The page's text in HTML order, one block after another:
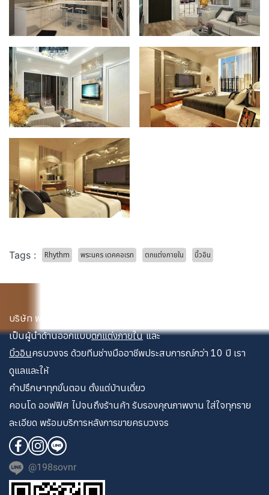
Tags : Rhythm พระนคร เดคคอเรท ตกแต่งภายใน บิ้วอิน
บริษัท พระนคร เดคคอเรท จำกัด
เป็นผู้นำด้านออกแบบตกแต่งภายใน และ
บิ้วอินครบวงจร ด้วยทีมช่างมืออาชีพประสบการณ์กว่า 10 ปี เรา
ดูแลและให้
คำปรึกษาทุกขั้นตอน ตั้งแต่บ้านเดี่ยว
คอนโด ออฟฟิศ ไปจนถึงร้านค้า รับรองคุณภาพงาน ใส่ใจทุกราย
ละเอียด พร้อมบริการหลังการขายครบวงจร
@198sovnr